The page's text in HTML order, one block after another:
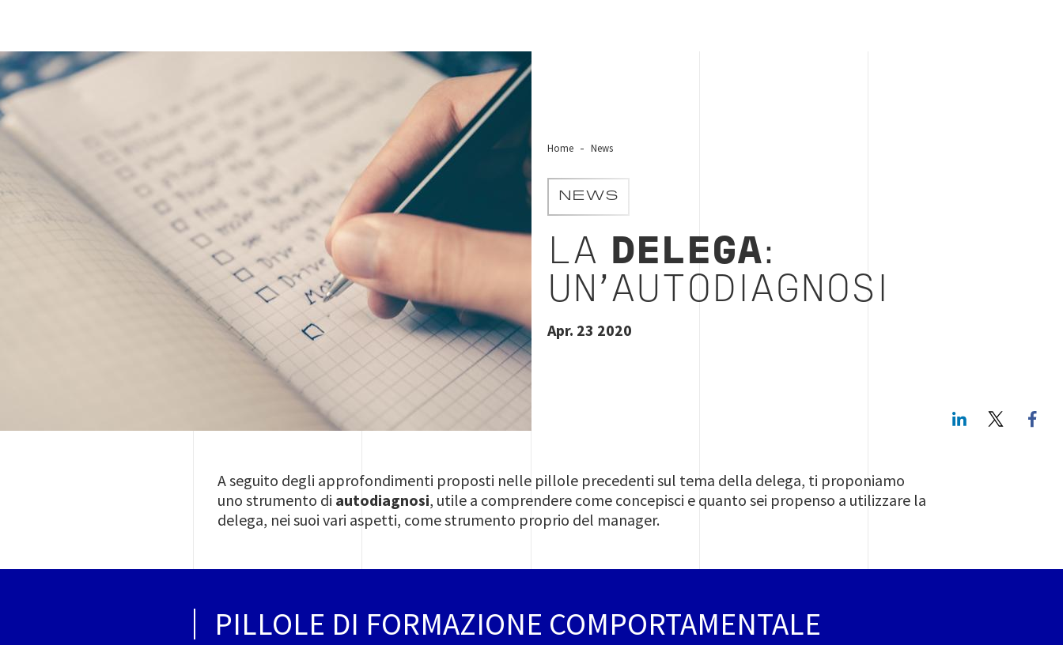
checklist-document
Home News
NEWS
LA DELEGA:
UN'AUTODIAGNOSI
Apr. 23 2020
LinkedIn
A seguito degli approfondimenti proposti nelle pillole precedenti sul tema della delega, ti proponiamo
uno strumento di autodiagnosi, utile a comprendere come concepisci e quanto sei propenso a utilizzare la
delega, nei suoi vari aspetti, come strumento proprio del manager.
PILLOLE DI FORMAZIONE COMPORTAMENTALE